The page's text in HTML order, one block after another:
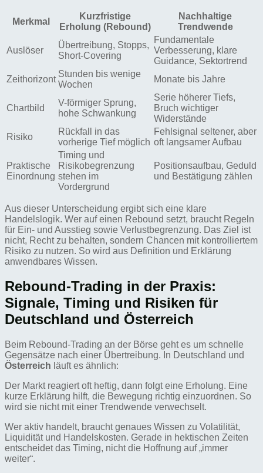
Merkmal
Kurzfristige
Erholung (Rebound)
Nachhaltige
Trendwende
Auslöser
Übertreibung, Stopps,
Short-Covering
Fundamentale
Verbesserung, klare
Guidance, Sektortrend
Zeithorizont
Stunden bis wenige
Wochen
Monate bis Jahre
Chartbild
V-förmiger Sprung,
hohe Schwankung
Serie höherer Tiefs,
Bruch wichtiger
Widerstände
Risiko
Rückfall in das
vorherige Tief möglich
Fehlsignal seltener, aber
oft langsamer Aufbau
Praktische
Einordnung
Timing und
Risikobegrenzung
stehen im
Vordergrund
Positionsaufbau, Geduld
und Bestätigung zählen
Aus dieser Unterscheidung ergibt sich eine klare
Handelslogik. Wer auf einen Rebound setzt, braucht Regeln
für Ein- und Ausstieg sowie Verlustbegrenzung. Das Ziel ist
nicht, Recht zu behalten, sondern Chancen mit kontrolliertem
Risiko zu nutzen. So wird aus Definition und Erklärung
anwendbares Wissen.
Rebound-Trading in der Praxis:
Signale, Timing und Risiken für
Deutschland und Österreich
Beim Rebound-Trading an der Börse geht es um schnelle
Gegensätze nach einer Übertreibung. In Deutschland und
Österreich läuft es ähnlich:
Der Markt reagiert oft heftig, dann folgt eine Erholung. Eine
kurze Erklärung hilft, die Bewegung richtig einzuordnen. So
wird sie nicht mit einer Trendwende verwechselt.
Wer aktiv handelt, braucht genaues Wissen zu Volatilität,
Liquidität und Handelskosten. Gerade in hektischen Zeiten
entscheidet das Timing, nicht die Hoffnung auf „immer
weiter“.